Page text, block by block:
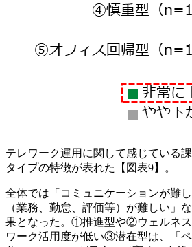
テレワーク運用に関して感じている
タイプの特徴が表れた【図表9】。
全体では「コミュニケーションが難
（業務、勤怠、評価等）が難しい」
果となった。①推進型や②ウェルネス
ワーク活用度が低い③潜在型は、「